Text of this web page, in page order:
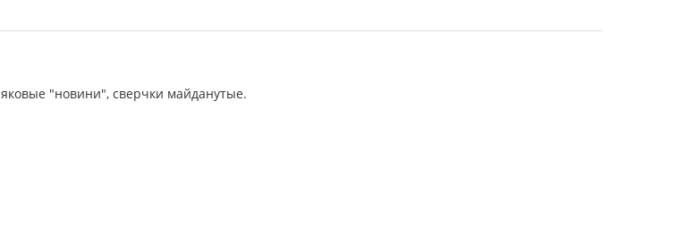
"новини", сверчки майданутые.